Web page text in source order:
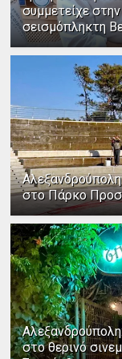
συμμετείχε
σεισμόπληκτη
στο Πάρκο
στο θερινό